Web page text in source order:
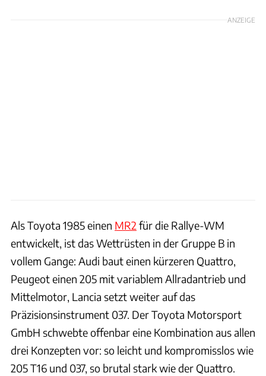
ANZEIGE
Als Toyota 1985 einen MR2 für die Rallye-WM
entwickelt, ist das Wettrüsten in der Gruppe B in
vollem Gange: Audi baut einen kürzeren Quattro,
Peugeot einen 205 mit variablem Allradantrieb und
Mittelmotor, Lancia setzt weiter auf das
Präzisionsinstrument 037. Der Toyota Motorsport
GmbH schwebte offenbar eine Kombination aus allen
drei Konzepten vor: so leicht und kompromisslos wie
205 T16 und 037, so brutal stark wie der Quattro.